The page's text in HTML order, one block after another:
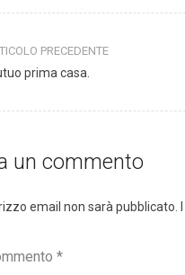
PRECEDENTE
prima casa.
un commento
email non sarà pubblicato.
*